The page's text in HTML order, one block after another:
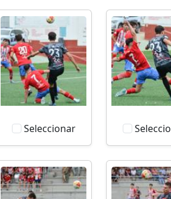
Seleccionar